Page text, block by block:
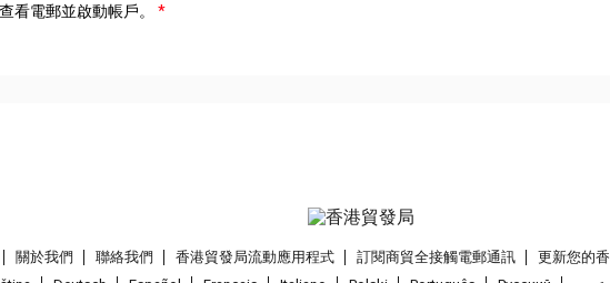
看電郵並啟動帳戶。
關於我們 聯絡我們 香港貿發局流動應用程式 訂閱商貿全接觸電郵通訊
更新您的